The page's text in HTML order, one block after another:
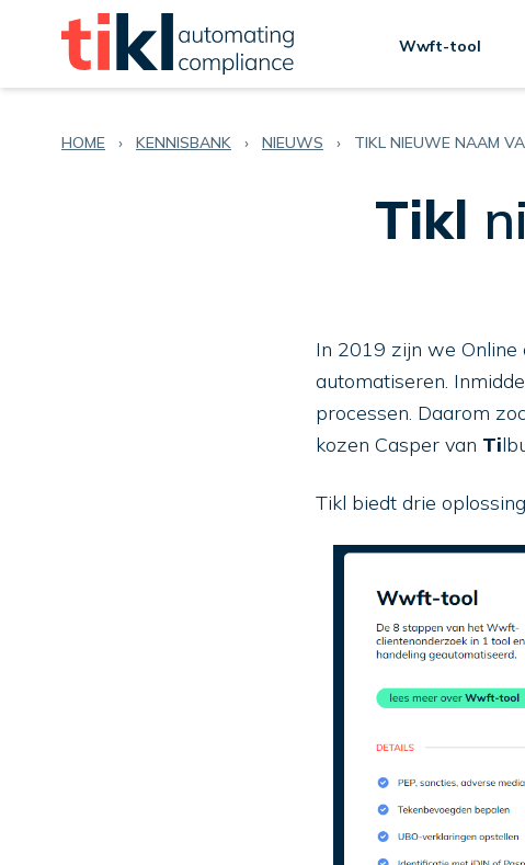
Wwft-tool
HOME › KENNISBANK › NIEUWS › TIKL NIEUWE NAAM
Tikl
In 2019 zijn we Online
automatiseren.
processen. Daarom
kozen Casper van Ti
Tikl biedt drie